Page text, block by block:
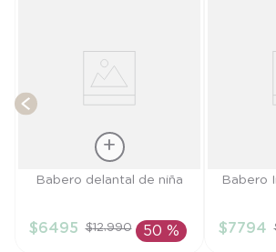
Talla
AÑADIR AL
Babero delantal de niña
$6495 $12.990 50 %
Talla
Babero
$7794